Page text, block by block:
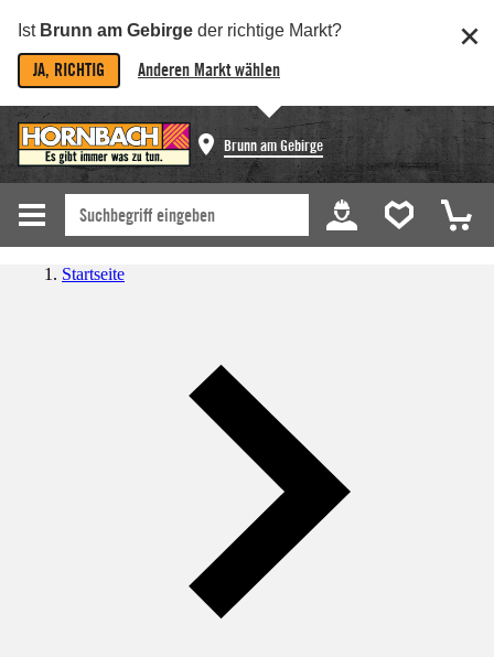
Ist Brunn am Gebirge der richtige Markt?
JA, RICHTIG Anderen Markt wählen
Brunn am Gebirge
Startseite